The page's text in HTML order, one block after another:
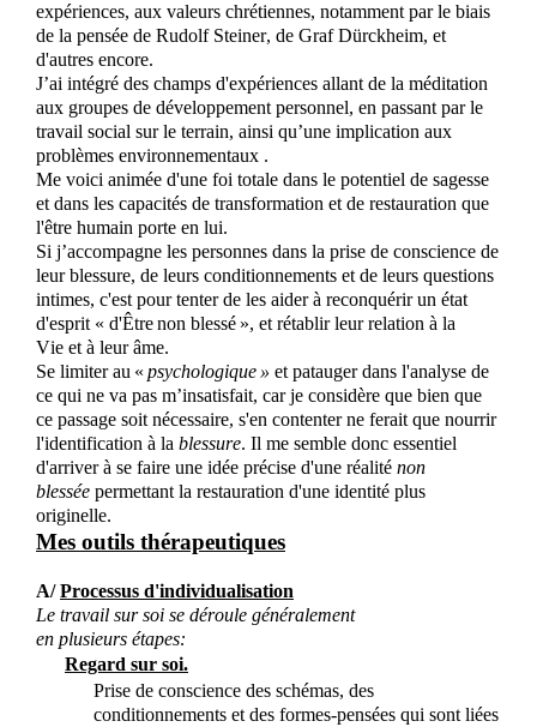
expériences, aux valeurs chrétiennes, notamment par le biais
de la pensée de Rudolf Steiner, de Graf Dürckheim, et
d'autres encore.
J’ai intégré des champs d'expériences allant de la méditation
aux groupes de développement personnel, en passant par le
travail social sur le terrain, ainsi qu’une implication aux
problèmes environnementaux .
Me voici animée d'une foi totale dans le potentiel de sagesse
et dans les capacités de transformation et de restauration que
l'être humain porte en lui.
Si j’accompagne les personnes dans la prise de conscience de
leur blessure, de leurs conditionnements et de leurs questions
intimes, c'est pour tenter de les aider à reconquérir un état
d'esprit « d'Être non blessé », et rétablir leur relation à la
Vie et à leur âme.
Se limiter au « psychologique » et patauger dans l'analyse de
ce qui ne va pas m’insatisfait, carje considère que bien que
ce passage soit nécessaire, s'en contenter ne ferait que nourrir
l'identification à la blessure. Il me semble donc essentiel
d'arriver à se faire une idée précise d'une réalité non
blessée permettant la restauration d'une identité plus
originelle.
Mes outils thérapeutiques
A/Processus d'individualisation
Le travail sur soi se déroule généralement
en plusieurs étapes:
Regard sur soi.
Prise de conscience des schémas, des
conditionnements et des formes-pensées qui sont liées